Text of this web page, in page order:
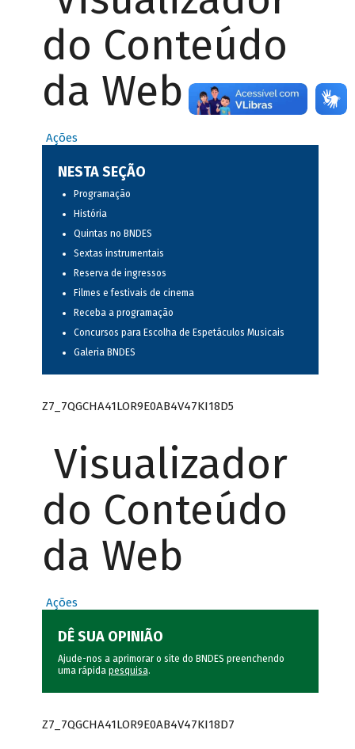
do Conteúdo
da Web
Ações
NESTA SEÇÃO
Programação
História
Quintas no BNDES
Sextas instrumentais
Reserva de ingressos
Filmes e festivais de cinema
Receba a programação
Concursos para Escolha de Espetáculos Musicais
Galeria BNDES
Z7_7QGCHA41LOR9E0AB4V47KI18D5
Visualizador
do Conteúdo
da Web
Ações
DÊ SUA OPINIÃO
Ajude-nos a aprimorar o site do BNDES preenchendo
uma rápida pesquisa.
Z7_7QGCHA41LOR9E0AB4V47KI18D7